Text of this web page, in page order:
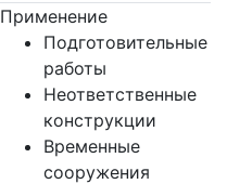
Применение
Подготовительные
работы
Неответственные
конструкции
Временные
сооружения